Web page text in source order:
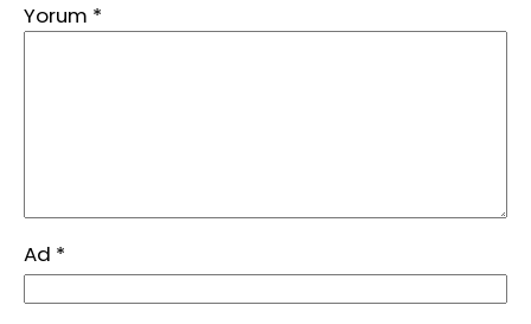
Yorum *
Ad *